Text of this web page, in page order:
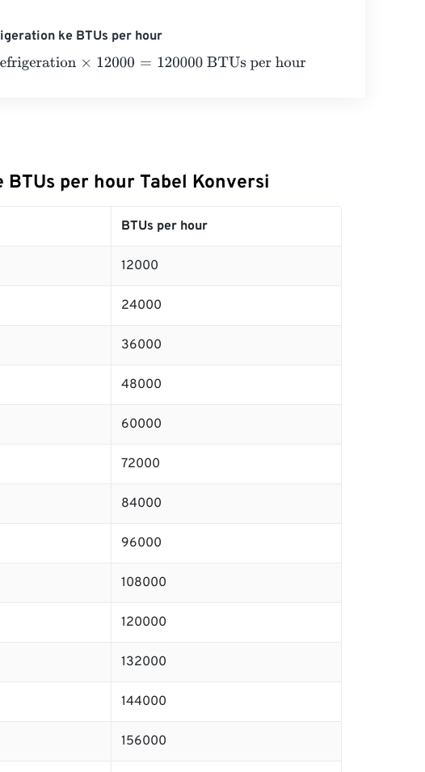
ke BTUs per hour
×12000= 120000 BTUs per hour
per hour Tabel Konversi
BTUs per hour
12000
24000
36000
48000
60000
72000
84000
96000
108000
120000
132000
144000
156000